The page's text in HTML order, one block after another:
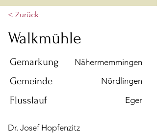
< Zurück
Walkmühle
Nähermemmingen
Gemarkung
Nördlingen
Gemeinde
Eger
Flusslauf
Dr. Josef Hopfenzitz